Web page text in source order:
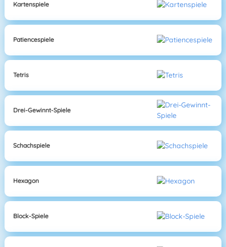
Kartenspiele
Patiencespiele
Tetris
Drei-Gewinnt-Spiele
Schachspiele
Hexagon
Block-Spiele